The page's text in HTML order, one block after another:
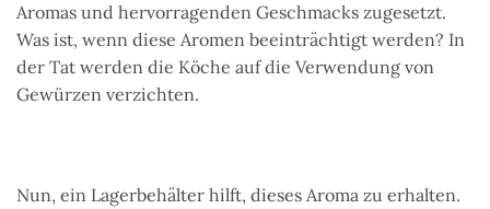
Aromas und hervorragenden Geschmacks zugesetzt.
Was ist, wenn diese Aromen beeinträchtigt werden? In
der Tat werden die Köche auf die Verwendung von
Gewürzen verzichten.
Nun, ein Lagerbehälter hilft, dieses Aroma zu erhalten.